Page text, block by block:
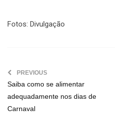
Fotos: Divulgação
PREVIOUS
Saiba como se alimentar
adequadamente nos dias de
Carnaval